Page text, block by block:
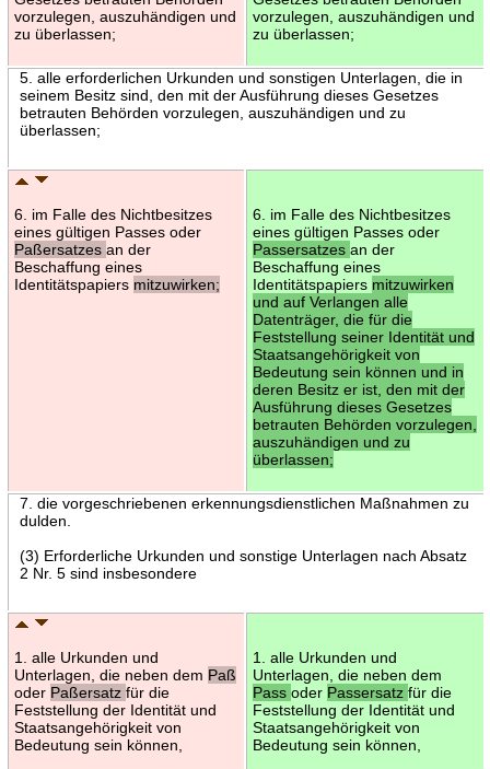
vorzulegen, auszuhändigen und
zu überlassen;
vorzulegen, auszuhändigen und
zu überlassen;
5. alle erforderlichen Urkunden und sonstigen Unterlagen, die in
seinem Besitz sind, den mit der Ausführung dieses Gesetzes
betrauten Behörden vorzulegen, auszuhändigen und zu
überlassen;
6. im Falle des Nichtbesitzes
eines gültigen Passes oder
Paßersatzes an der
Beschaffung eines
Identitätspapiers mitzuwirken;
6. im Falle des Nichtbesitzes
eines gültigen Passes oder
Passersatzes an der
Beschaffung eines
Identitätspapiers mitzuwirken
und auf Verlangen alle
Datenträger, die für die
Feststellung seiner Identität und
Staatsangehörigkeit von
Bedeutung sein können und in
deren Besitz er ist, den mit der
Ausführung dieses Gesetzes
betrauten Behörden vorzulegen,
auszuhändigen und zu
überlassen;
7. die vorgeschriebenen erkennungsdienstlichen Maßnahmen zu
dulden.
(3) Erforderliche Urkunden und sonstige Unterlagen nach Absatz
2 Nr. 5 sind insbesondere
1. alle Urkunden und
Unterlagen, die neben dem Paß
oder Paßersatz für die
Feststellung der Identität und
Staatsangehörigkeit von
Bedeutung sein können,
1. alle Urkunden und
Unterlagen, die neben dem
Pass oder Passersatz für die
Feststellung der Identität und
Staatsangehörigkeit von
Bedeutung sein können,